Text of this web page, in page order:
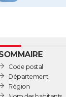
Code postal
Département
Région